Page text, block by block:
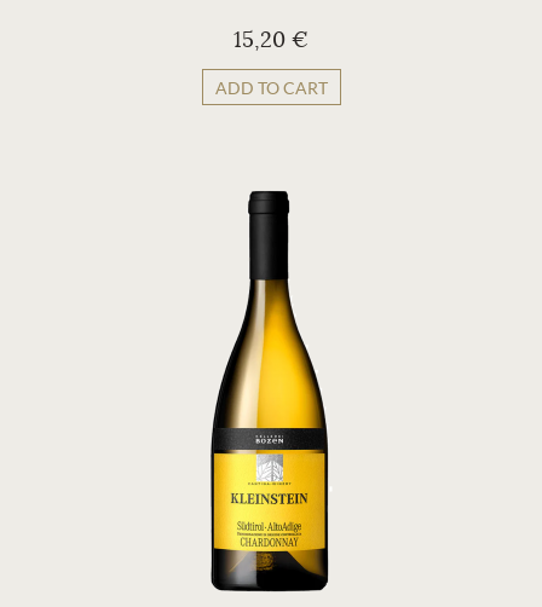
15,20 €
ADD TO CART